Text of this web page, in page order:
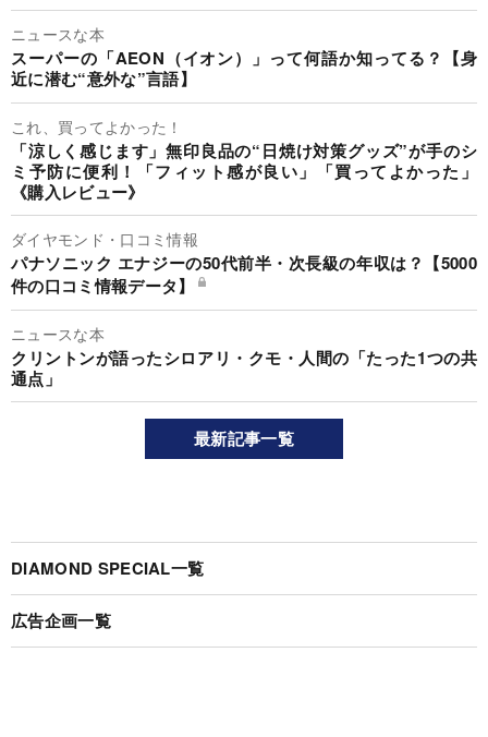
ニュースな本
スーパーの「AEON（イオン）」って何語か知ってる？【身
近に潜む“意外な”言語】
これ、買ってよかった！
「涼しく感じます」無印良品の“日焼け対策グッズ”が手のシ
ミ予防に便利！「フィット感が良い」「買ってよかった」
《購入レビュー》
ダイヤモンド・口コミ情報
パナソニック エナジーの50代前半・次長級の年収は？【5000
件の口コミ情報データ】
ニュースな本
クリントンが語ったシロアリ・クモ・人間の「たった1つの共
通点」
最新記事一覧
DIAMOND SPECIAL一覧
広告企画一覧